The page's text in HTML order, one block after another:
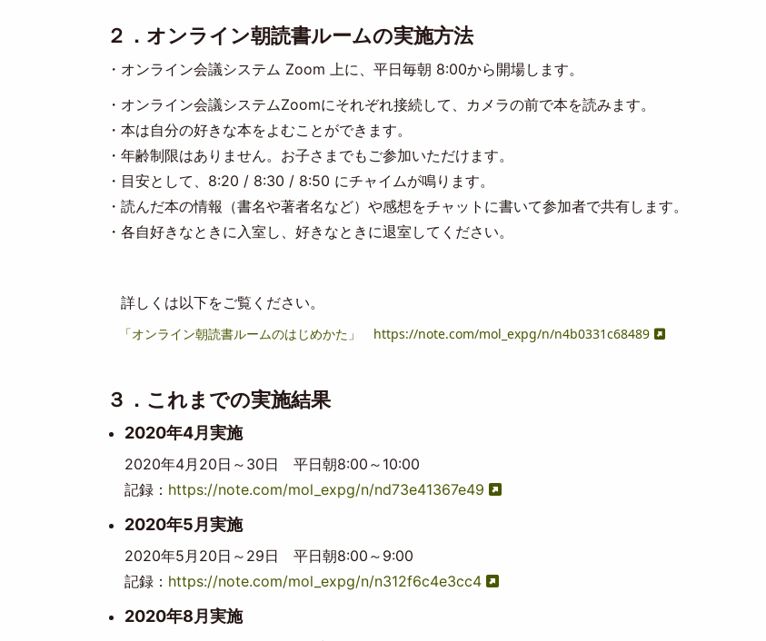
２．オンライン朝読書ルームの実施方法
・オンライン会議システム Zoom 上に、平日毎朝 8:00から開場します。
・オンライン会議システムZoomにそれぞれ接続して、カメラの前で本を読みます。
・本は自分の好きな本をよむことができます。
・年齢制限はありません。お子さまでもご参加いただけます。
・目安として、8:20 / 8:30 / 8:50 にチャイムが鳴ります。
・読んだ本の情報（書名や著者名など）や感想をチャットに書いて参加者で共有します。
・各自好きなときに入室し、好きなときに退室してください。
詳しくは以下をご覧ください。
「オンライン朝読書ルームのはじめかた」 https://note.com/mol_expg/n/n4b0331c68489
３．これまでの実施結果
2020年4月実施
2020年4月20日～30日 平日朝8:00～10:00
記録： https://note.com/mol_expg/n/nd73e41367e49
2020年5月実施
2020年5月20日～29日 平日朝8:00～9:00
記録： https://note.com/mol_expg/n/n312f6c4e3cc4
2020年8月実施